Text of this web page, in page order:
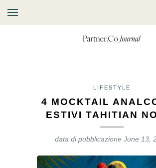
LIFESTYLE
4 MOCKTAIL
ESTIVI TAHITIAN
data di pubblicazione June 13,